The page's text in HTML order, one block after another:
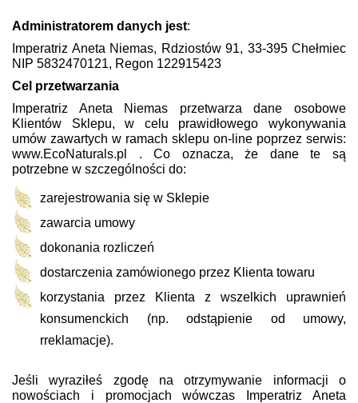
Administratorem danych jest:
Imperatriz Aneta Niemas, Rdziostów 91, 33-395 Chełmiec
NIP 5832470121, Regon 122915423
Cel przetwarzania
Imperatriz Aneta Niemas przetwarza dane osobowe
Klientów Sklepu, w celu prawidłowego wykonywania
umów zawartych w ramach sklepu on-line poprzez serwis:
www.EcoNaturals.pl
. Co oznacza, że dane te są
potrzebne w szczególności do:
zarejestrowania się w Sklepie
zawarcia umowy
dokonania rozliczeń
dostarczenia zamówionego przez Klienta towaru
korzystania przez Klienta z wszelkich uprawnień
konsumenckich (np. odstąpienie od umowy,
rreklamacje).
Jeśli wyraziłeś zgodę na otrzymywanie informacji o
nowościach i promocjach wówczas Imperatriz Aneta